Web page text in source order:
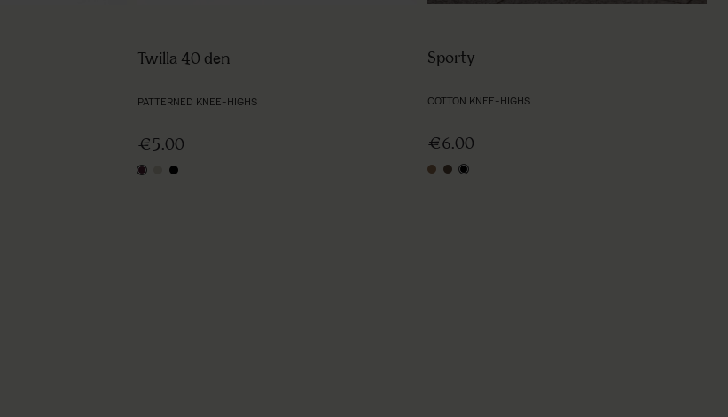
Twilla 40 den
PATTERNED KNEE-HIGHS
€5.00
aubergine
ecrublack
Sporty
COTTON KNEE-HIGHS
€6.00
beigemocca
black